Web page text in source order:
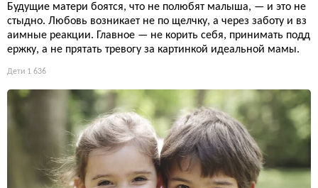
Будущие матери боятся, что не полюбят малыша, — и это не
стыдно. Любовь возникает не по щелчку, а через заботу и вз
аимные реакции. Главное — не корить себя, принимать подд
ержку, а не прятать тревогу за картинкой идеальной мамы.
Дети 1 636